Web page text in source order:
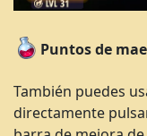
Puntosde
También puedes
directamente